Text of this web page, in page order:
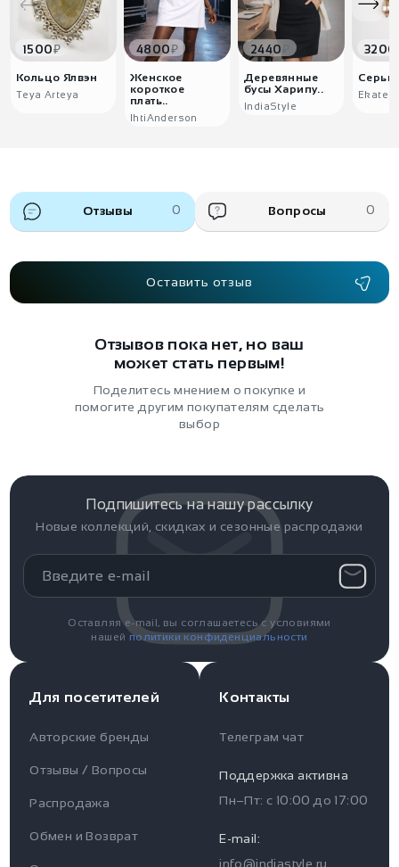
Для пользователя
Информация
1500₽
Кольцо Ялвэн
Teya Arteya
4800₽
Женское
короткое
плать..
IhtiAnderson
2440₽
Деревянные
бусы Харипу..
IndiaStyle
3200
Отзывы 0 Вопросы 0
Оставить отзыв
Отзывов пока нет, но ваш
может стать первым!
Поделитесь мнением о покупке и
помогите другим покупателям сделать
выбор
Для посетителей
Авторские бренды
Отзывы / Вопросы
Распродажа
Обмен и Возврат
Подпишитесь на нашу рассылку
Новые коллекций, скидках и сезонные распродажи
Оставляя e-mail, вы соглашаетесь с условиями
нашей политики конфиденциальности
Контакты
Телеграм чат
Поддержка активна
Пн–Пт: с 10:00 до 17:00
E-mail:
info@indiastyle.ru